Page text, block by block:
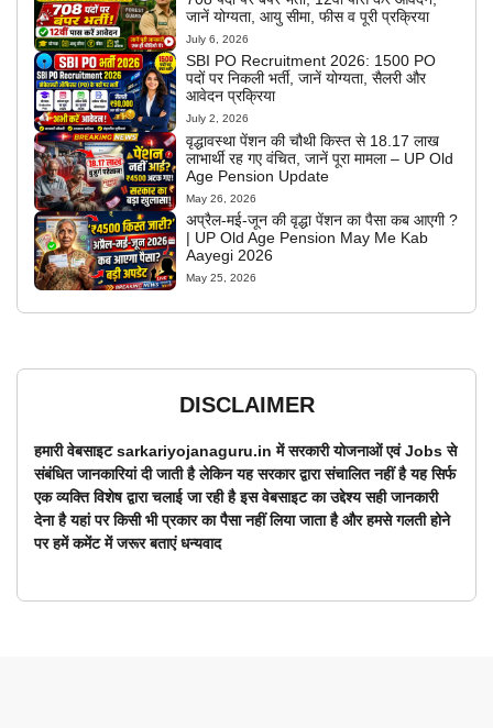
जानें योग्यता, आयु सीमा, फीस व पूरी प्रक्रिया
July 6, 2026
SBI PO Recruitment 2026: 1500 PO
पदों पर निकली भर्ती, जानें योग्यता, सैलरी और
आवेदन प्रक्रिया
July 2, 2026
वृद्धावस्था पेंशन की चौथी किस्त से 18.17 लाख
लाभार्थी रह गए वंचित, जानें पूरा मामला – UP Old
Age Pension Update
May 26, 2026
अप्रैल-मई-जून की वृद्धा पेंशन का पैसा कब आएगी ?
| UP Old Age Pension May Me Kab
Aayegi 2026
May 25, 2026
DISCLAIMER
हमारी वेबसाइट sarkariyojanaguru.in में सरकारी योजनाओं एवं Jobs से
संबंधित जानकारियां दी जाती है लेकिन यह सरकार द्वारा संचालित नहीं है यह सिर्फ
एक व्यक्ति विशेष द्वारा चलाई जा रही है इस वेबसाइट का उद्देश्य सही जानकारी
देना है यहां पर किसी भी प्रकार का पैसा नहीं लिया जाता है और हमसे गलती होने
पर हमें कमेंट में जरूर बताएं धन्यवाद